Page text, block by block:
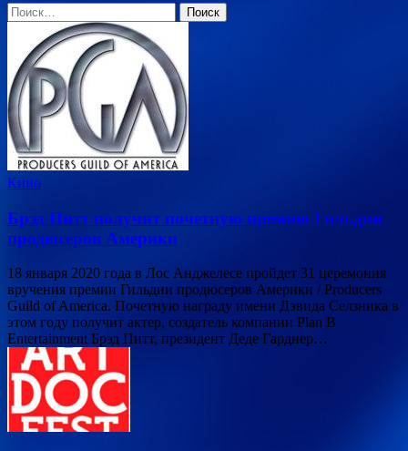
Найти:
Кино
Брэд Питт получит почетную премию Гильдии
продюсеров Америки
18 января 2020 года в Лос Анджелесе пройдет 31 церемония
вручения премии Гильдии продюсеров Америки / Producers
Guild of America. Почетную награду имени Дэвида Селзника в
этом году получит актер, создатель компании Plan B
Entertainment Брэд Питт, президент Деде Гарднер…